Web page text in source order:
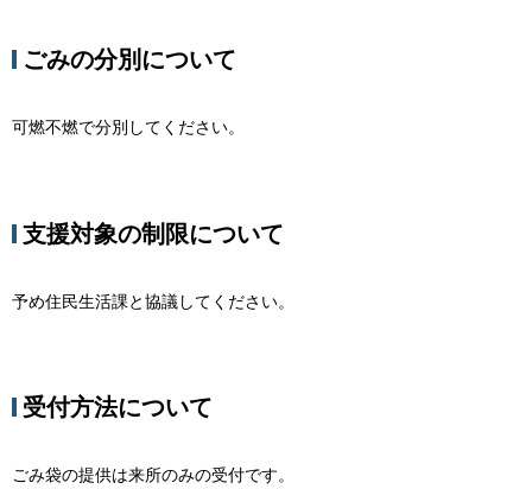
ごみの分別について
可燃不燃で分別してください。
支援対象の制限について
予め住民生活課と協議してください。
受付方法について
ごみ袋の提供は来所のみの受付です。